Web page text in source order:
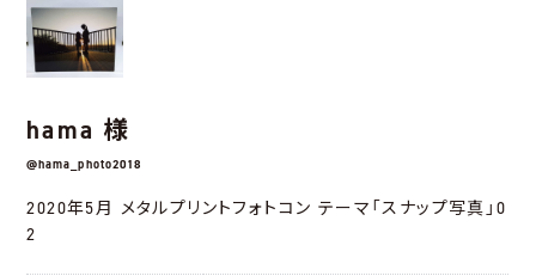
hama 様
@hama_photo2018
2020年5月 メタルプリントフォトコン テーマ「スナップ写真」0
2